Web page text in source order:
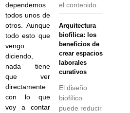
dependemos
todos unos de
otros. Aunque
todo esto que
vengo
diciendo,
nada tiene
que ver
directamente
con lo que
voy a contar
el contenido.
Arquitectura
biofílica: los
beneficios de
crear espacios
laborales
curativos
El diseño
biofílico
puede reducir